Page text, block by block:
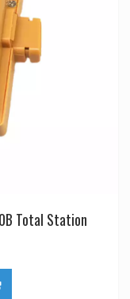
Total Station